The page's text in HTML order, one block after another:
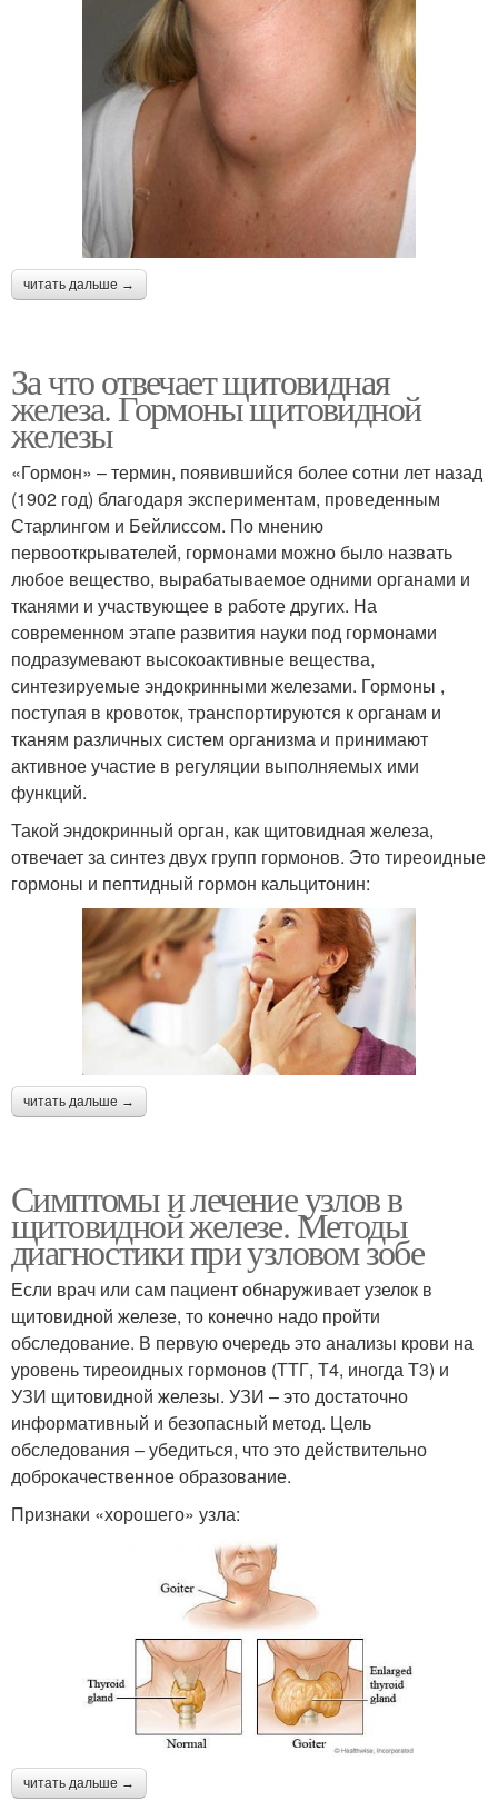
читать дальше →
За что отвечает щитовидная
железа. Гормоны щитовидной
железы
«Гормон» – термин, появившийся более сотни лет назад
(1902 год) благодаря экспериментам, проведенным
Старлингом и Бейлиссом. По мнению
первооткрывателей, гормонами можно было назвать
любое вещество, вырабатываемое одними органами и
тканями и участвующее в работе других. На
современном этапе развития науки под гормонами
подразумевают высокоактивные вещества,
синтезируемые эндокринными железами. Гормоны ,
поступая в кровоток, транспортируются к органам и
тканям различных систем организма и принимают
активное участие в регуляции выполняемых ими
функций.
Такой эндокринный орган, как щитовидная железа,
отвечает за синтез двух групп гормонов. Это тиреоидные
гормоны и пептидный гормон кальцитонин:
читать дальше →
Симптомы и лечение узлов в
щитовидной железе. Методы
диагностики при узловом зобе
Если врач или сам пациент обнаруживает узелок в
щитовидной железе, то конечно надо пройти
обследование. В первую очередь это анализы крови на
уровень тиреоидных гормонов (ТТГ, Т4, иногда Т3) и
УЗИ щитовидной железы. УЗИ – это достаточно
информативный и безопасный метод. Цель
обследования – убедиться, что это действительно
доброкачественное образование.
Признаки «хорошего» узла:
читать дальше →